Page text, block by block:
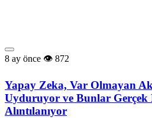
8 ay önce 872
Yapay Zeka, Var Olmayan
Uyduruyor ve Bunlar Gerçek
Alıntılanıyor